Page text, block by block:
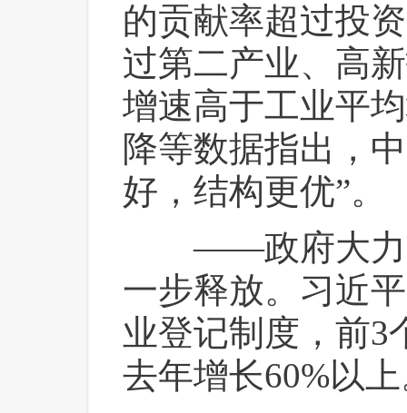
的贡献率超过投
过第二产业、高
增速高于工业平
降等数据指出，
好，结构更优”。
——政府大力简
一步释放。习近
业登记制度，前3
去年增长60%以